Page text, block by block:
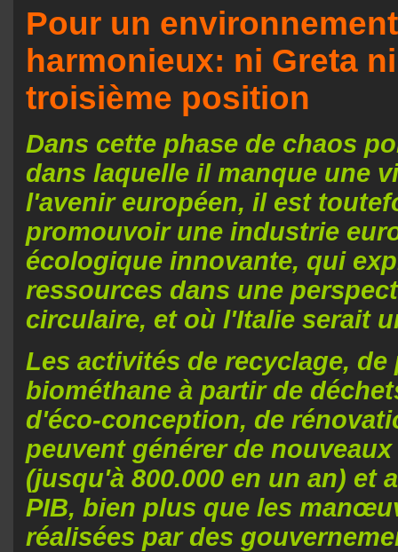
Pour un
harmonieux: ni Greta
troisième position
Dans cette phase de chaos
dans laquelle il manque une
l'avenir européen, il est
promouvoir une industrie
écologique innovante, qui
ressources dans une
circulaire, et où l'Italie serait
Les activités de recyclage,
biométhane à partir de
d'éco-conception, de
peuvent générer de
(jusqu'à 800.000 en un an) et
PIB, bien plus que les
réalisées par des